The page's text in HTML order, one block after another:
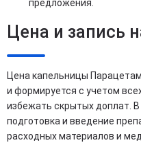
предложения.
Цена и запись
Цена капельницы
и формируется с учетом
избежать скрытых доплат.
подготовка и введение
расходных материалов и